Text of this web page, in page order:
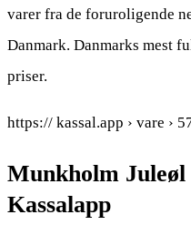
varer fra de foruroligende
Danmark. Danmarks mest
priser.
https:// kassal.app › vare ›
Munkholm Juleøl
Kassalapp